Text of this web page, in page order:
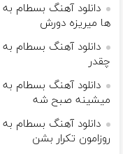
دانلود آهنگ بسطام
ها میریزه دورش
دانلود آهنگ بسطام به
چقدر
دانلود آهنگ بسطام
میشینه صبح شه
دانلود آهنگ بسطام
روزامون تکرار بشن